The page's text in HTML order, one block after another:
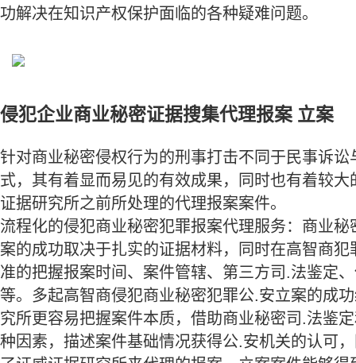
功解决在知识产权保护面临的各种疑难问题。
侵犯企业商业秘密证据搜集代理报案 立案
针对商业秘密侵权行为的刑事打击不同于民事诉讼
式，其有着显而易见的有效成果，同时也有着较
证据研究所之前所处理的代理报案案件。
流程化的侵犯商业秘密犯罪报案代理服务：商业
案的成功取决于扎实的证据材料，同时在高智商
准的把握报案时间、案件管辖、第三方司.法鉴定
等。多起高智商侵犯商业秘密犯罪公.安立案的成
究所更容易把握案件本质，借助商业秘密司.法鉴
种因素，描述案件基础情况获得公.安机关的认可